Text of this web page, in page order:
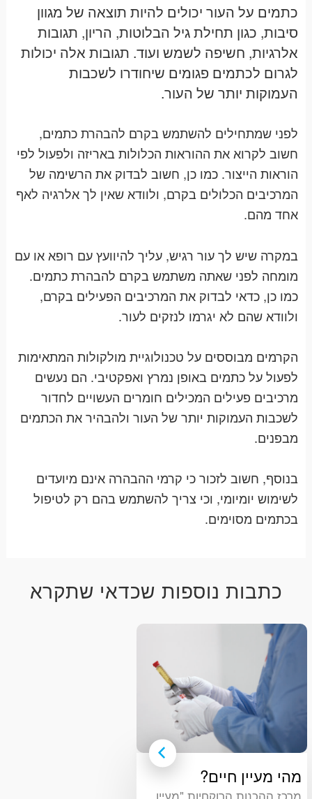
כתמים על העור יכולים להיות תוצאה של מגוון
סיבות, כגון תחילת גיל הבלוטות, הריון, תגובות
אלרגיות, חשיפה לשמש ועוד. תגובות אלה יכולות
לגרום לכתמים פגומים שיחודרו לשכבות
העמוקות יותר של העור.
לפני שמתחילים להשתמש בקרם להבהרת כתמים,
חשוב לקרוא את ההוראות הכלולות באריזה ולפעול לפי
הוראות הייצור. כמו כן, חשוב לבדוק את הרשימה של
המרכיבים הכלולים בקרם, ולוודא שאין לך אלרגיה לאף
אחד מהם.
במקרה שיש לך עור רגיש, עליך להיוועץ עם רופא או עם
מומחה לפני שאתה משתמש בקרם להבהרת כתמים.
כמו כן, כדאי לבדוק את המרכיבים הפעילים בקרם,
ולוודא שהם לא יגרמו לנזקים לעור.
הקרמים מבוססים על טכנולוגיית מולקולות המתאימות
לפעול על כתמים באופן נמרץ ואפקטיבי. הם נעשים
מרכיבים פעילים המכילים חומרים העשויים לחדור
לשכבות העמוקות יותר של העור ולהבהיר את הכתמים
מבפנים.
בנוסף, חשוב לזכור כי קרמי ההבהרה אינם מיועדים
לשימוש יומיומי, וכי צריך להשתמש בהם רק לטיפול
בכתמים מסוימים.
כתבות נוספות שכדאי שתקרא
מהי מעיין חיים?
מרכז ההכנות הרוקחיות "מעיין